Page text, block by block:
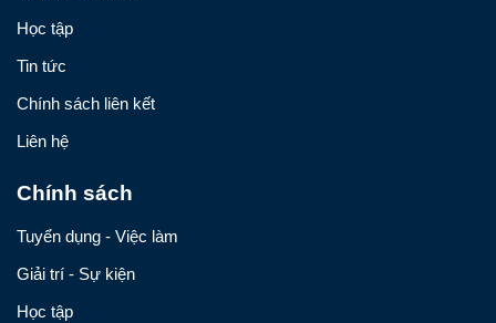
Học tập
Tin tức
Chính sách liên kết
Liên hệ
Chính sách
Tuyển dụng - Việc làm
Giải trí - Sự kiện
Học tập